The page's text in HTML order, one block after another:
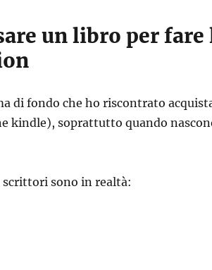
un libro per fare
di fondo che ho riscontrato
kindle), soprattutto quando
sono in realtà: